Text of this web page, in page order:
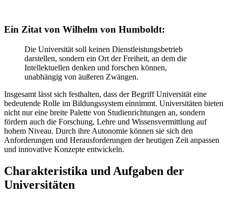
Ein Zitat von Wilhelm von Humboldt:
Die Universität soll keinen Dienstleistungsbetrieb
darstellen, sondern ein Ort der Freiheit, an dem die
Intellektuellen denken und forschen können,
unabhängig von äußeren Zwängen.
Insgesamt lässt sich festhalten, dass der Begriff Universität eine
bedeutende Rolle im Bildungssystem einnimmt. Universitäten bieten
nicht nur eine breite Palette von Studienrichtungen an, sondern
fördern auch die Forschung, Lehre und Wissensvermittlung auf
hohem Niveau. Durch ihre Autonomie können sie sich den
Anforderungen und Herausforderungen der heutigen Zeit anpassen
und innovative Konzepte entwickeln.
Charakteristika und Aufgaben der
Universitäten